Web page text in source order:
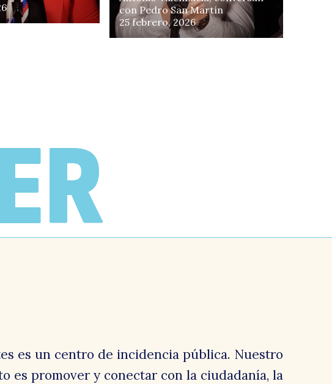
con Pedro San Martín
25 febrero, 2026
es un centro de incidencia pública. Nuestro
es promover y conectar con la ciudadanía, la